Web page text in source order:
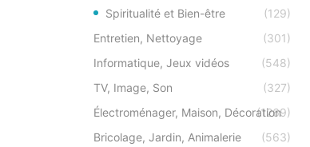
Spiritualité et Bien-être
(129)
Entretien, Nettoyage
(301)
Informatique, Jeux vidéos
(548)
TV, Image, Son
(327)
Électroménager, Maison, Décoration
(1269)
Bricolage, Jardin, Animalerie
(563)